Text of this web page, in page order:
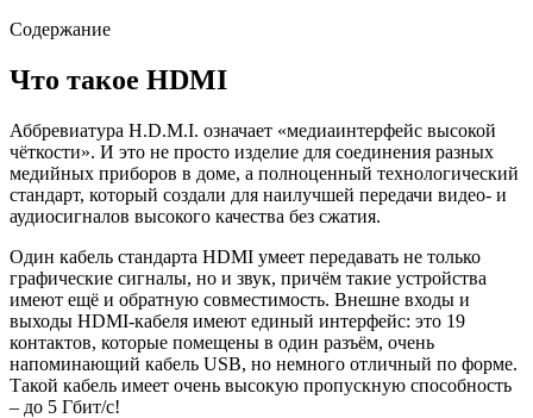
Содержание
Что такое HDMI
Аббревиатура H.D.M.I. означает «медиаинтерфейс высокой
чёткости». И это не просто изделие для соединения разных
медийных приборов в доме, а полноценный технологический
стандарт, который создали для наилучшей передачи видео- и
аудиосигналов высокого качества без сжатия.
Один кабель стандарта HDMI умеет передавать не только
графические сигналы, но и звук, причём такие устройства
имеют ещё и обратную совместимость. Внешне входы и
выходы HDMI-кабеля имеют единый интерфейс: это 19
контактов, которые помещены в один разъём, очень
напоминающий кабель USB, но немного отличный по форме.
Такой кабель имеет очень высокую пропускную способность
– до 5 Гбит/с!